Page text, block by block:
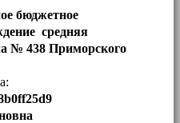
бюджетное
средняя
№ 438 Приморского